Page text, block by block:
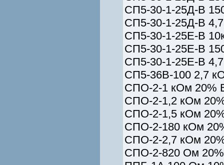
СП5-30-1-25Д-В
СП5-30-1-25Д-В
СП5-30-1-25Е-В
СП5-30-1-25Е-В
СП5-30-1-25Е-В
СП5-36В-100 2,7
СПО-2-1 кОм 20%
СПО-2-1,2 кОм
СПО-2-1,5 кОм
СПО-2-180 кОм
СПО-2-2,7 кОм
СПО-2-820 Ом